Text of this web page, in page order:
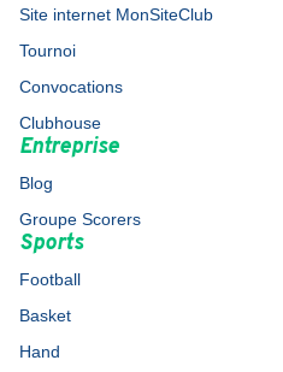
Site internet MonSiteClub
Tournoi
Convocations
Clubhouse
Entreprise
Blog
Groupe Scorers
Sports
Football
Basket
Hand